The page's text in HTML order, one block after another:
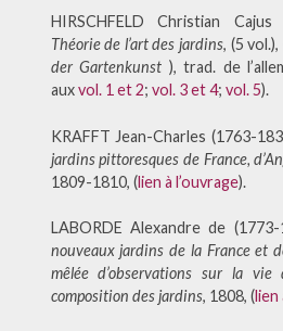
HIRSCHFELD Christian
Théorie de l’art des jardins, (5
der Gartenkunst ), trad. de
auxvol. 1 et 2; vol. 3 et 4; vol. 5).
KRAFFT Jean-Charles (1763-
jardins pittoresques de France,
1809-1810, (lien à l’ouvrage).
LABORDE Alexandre de (1773-
nouveaux jardins de la France et
mêlée d’observations sur la
composition des jardins, 1808, (lien